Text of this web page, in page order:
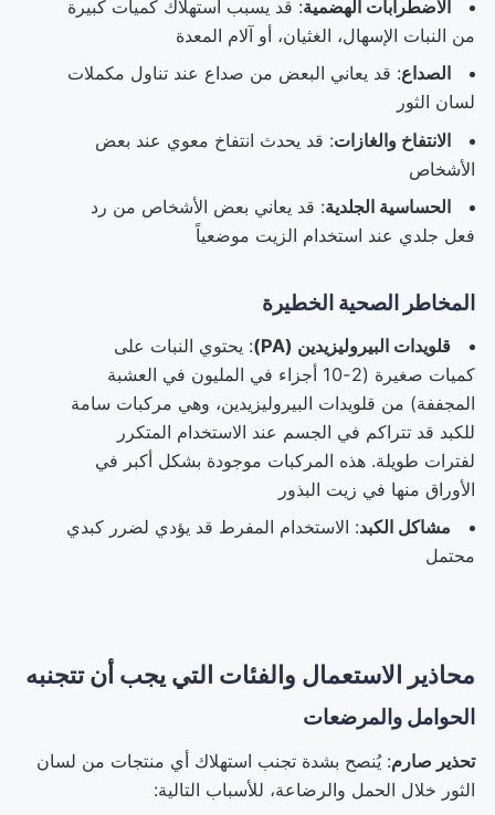
الاضطرابات الهضمية: قد يسبب استهلاك كميات كبيرة
من النبات الإسهال، الغثيان، أو آلام المعدة
الصداع: قد يعاني البعض من صداع عند تناول مكملات
لسان الثور
الانتفاخ والغازات: قد يحدث انتفاخ معوي عند بعض
الأشخاص
الحساسية الجلدية: قد يعاني بعض الأشخاص من رد
فعل جلدي عند استخدام الزيت موضعياً
المخاطر الصحية الخطيرة
قلويدات البيروليزيدين (PA)
: يحتوي النبات على
كميات صغيرة (2-10 أجزاء في المليون في العشبة
المجففة) من قلويدات البيروليزيدين، وهي مركبات سامة
للكبد قد تتراكم في الجسم عند الاستخدام المتكرر
لفترات طويلة. هذه المركبات موجودة بشكل أكبر في
الأوراق منها في زيت البذور
مشاكل الكبد: الاستخدام المفرط قد يؤدي لضرر كبدي
محتمل
محاذير الاستعمال والفئات التي يجب أن تتجنبه
الحوامل والمرضعات
تحذير صارم: يُنصح بشدة تجنب استهلاك أي منتجات من لسان
الثور خلال الحمل والرضاعة، للأسباب التالية: